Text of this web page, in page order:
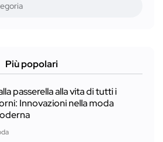
Più popolari
passerella alla vita di tutti i
Innovazioni nella moda